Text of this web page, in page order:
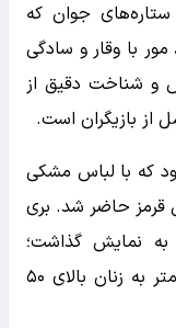
ستاره‌های جوان که
با وقار و سادگی
و شناخت دقیق از
بازیگران است.
که با لباس مشکی
قرمز حاضر شد. بری
به نمایش گذاشت؛
تصویری که مدت‌هاست در صنعت مد کمتر به زنان بالای ۵۰